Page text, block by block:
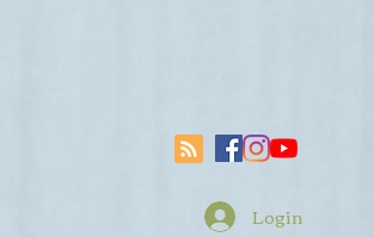
Login